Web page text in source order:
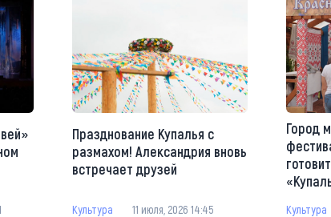
Празднование Купалья с
размахом! Александрия вновь
встречает друзей
Культура 11 июля, 2026 14:45
Город
Культура